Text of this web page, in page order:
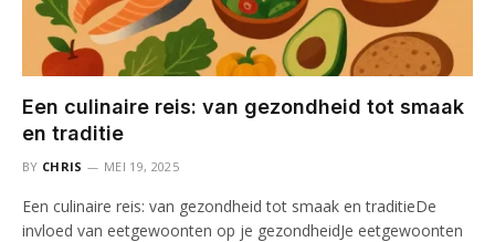
Een culinaire reis: van gezondheid tot smaak
en traditie
BY CHRIS MEI 19, 2025
Een culinaire reis: van gezondheid tot smaak en traditieDe
invloed van eetgewoonten op je gezondheidJe eetgewoonten